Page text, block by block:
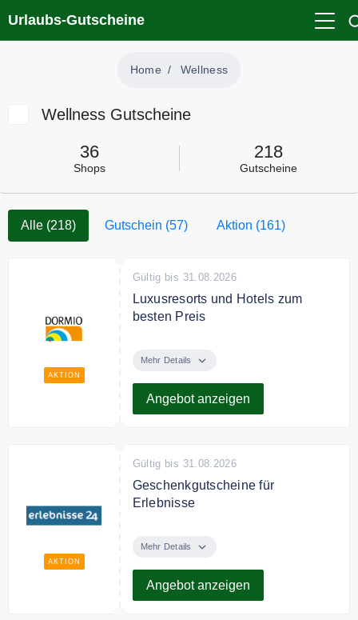
Urlaubs-Gutscheine
Home Wellness
Wellness Gutscheine
36
Shops
218
Gutscheine
Alle (218) Gutschein (57) Aktion (161)
AKTION
Gültig bis 31.08.2026
Luxusresorts und Hotels zum
besten Preis
Aufenthalt bei Dormio Resorts &
Mehr Details
Angebot anzeigen
AKTION
Gültig bis 31.08.2026
Geschenkgutscheine für
Erlebnisse
Geschenkgutscheine von
Mehr Details
Angebot anzeigen